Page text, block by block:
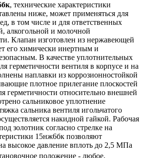
, технические характеристики
ниже, может применяться для
в том числе и для ответственных
алкогольной и молочной
Клапан изготовлен из нержавеющей
его химически инертным и
В качестве уплотнительных
герметичности вентиля в корпусе и на
наплавки из коррозионностойкой
плотное прилегание плоскостей
герметичности относительно внешней
сальниковое уплотнение
сальника вентиля игольчатого
накидной гайкой. Рабочая
золотник согласно стрелке на
15нж6бк позволяют
высокое давление вплоть до 2,5 МПа
положение - любое.